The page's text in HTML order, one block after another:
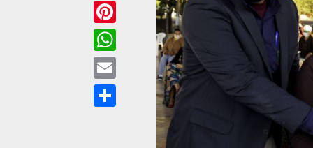
Pinterest
WhatsApp
Compartilhar